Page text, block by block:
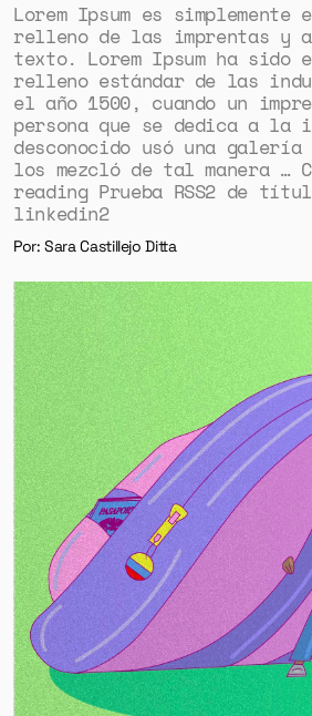
Lorem Ipsum es
relleno de las imprentas y
texto. Lorem Ipsum ha sido
relleno estándar de las
el año 1500, cuando un
persona que se dedica a la
desconocido usó una
los mezcló de tal manera …
reading Prueba RSS2 de
linkedin2
Por: Sara Castillejo Ditta